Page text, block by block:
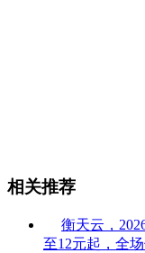
相关推荐
衡天云，
至12元起，全